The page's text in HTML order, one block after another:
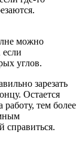
можно
если
углов.
зарезать
Остается
работу, тем более
справиться.